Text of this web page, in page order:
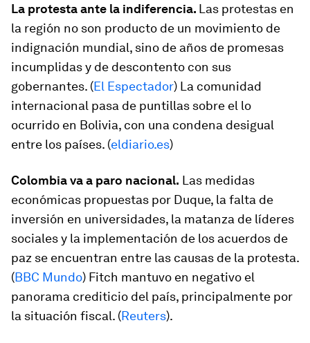
La protesta ante la indiferencia. Las protestas en
la región no son producto de un movimiento de
indignación mundial, sino de años de promesas
incumplidas y de descontento con sus
gobernantes. (El Espectador) La comunidad
internacional pasa de puntillas sobre el lo
ocurrido en Bolivia, con una condena desigual
entre los países. (eldiario.es)
Colombia va a paro nacional. Las medidas
económicas propuestas por Duque, la falta de
inversión en universidades, la matanza de líderes
sociales y la implementación de los acuerdos de
paz se encuentran entre las causas de la protesta.
(BBC Mundo) Fitch mantuvo en negativo el
panorama crediticio del país, principalmente por
la situación fiscal. (Reuters).